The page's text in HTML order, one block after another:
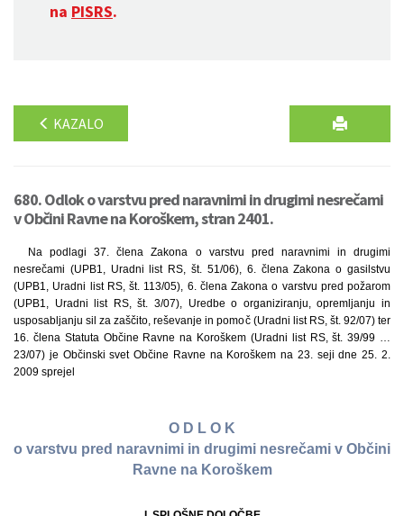
na PISRS.
KAZALO
680. Odlok o varstvu pred naravnimi in drugimi nesrečami
v Občini Ravne na Koroškem, stran 2401.
Na podlagi 37. člena Zakona o varstvu pred naravnimi in drugimi
nesrečami (UPB1, Uradni list RS, št. 51/06), 6. člena Zakona o gasilstvu
(UPB1, Uradni list RS, št. 113/05), 6. člena Zakona o varstvu pred požarom
(UPB1, Uradni list RS, št. 3/07), Uredbe o organiziranju, opremljanju in
usposabljanju sil za zaščito, reševanje in pomoč (Uradni list RS, št. 92/07) ter
16. člena Statuta Občine Ravne na Koroškem (Uradni list RS, št. 39/99 …
23/07) je Občinski svet Občine Ravne na Koroškem na 23. seji dne 25. 2.
2009 sprejel
O D L O K
o varstvu pred naravnimi in drugimi nesrečami v Občini
Ravne na Koroškem